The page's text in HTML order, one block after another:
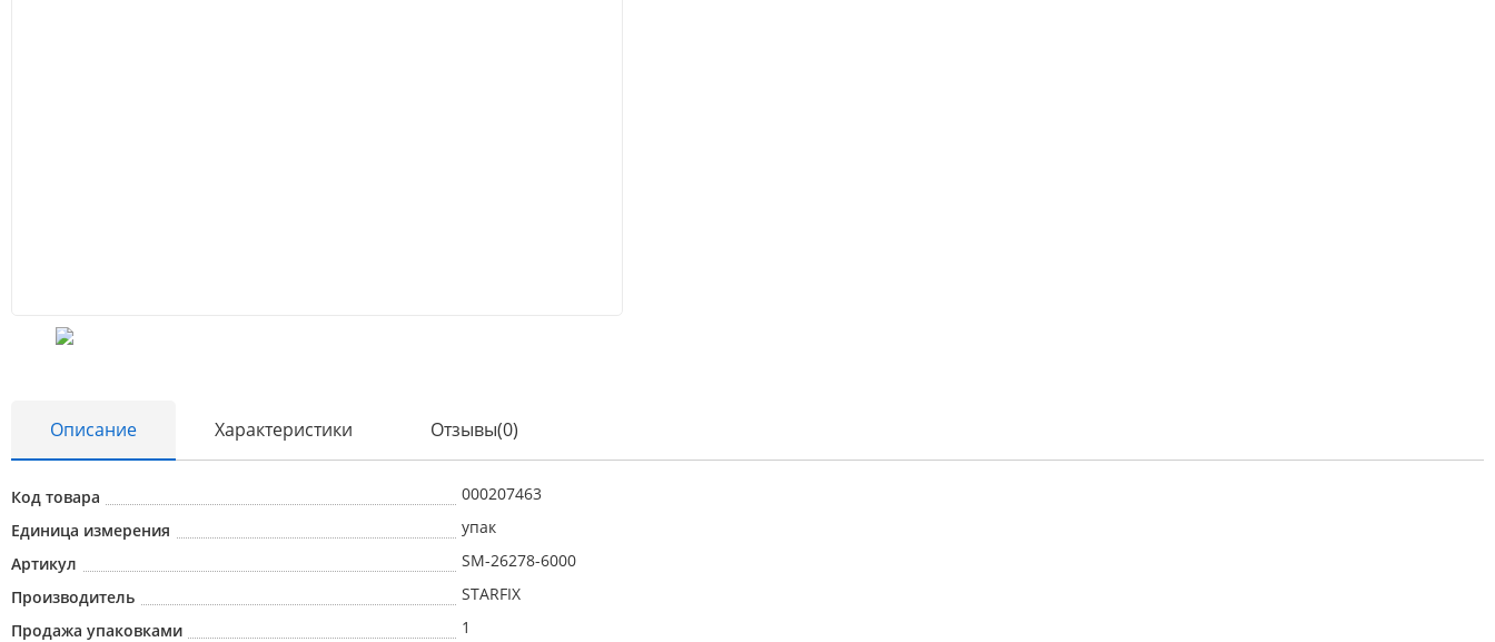
Автоаксессуары и принадлежности
Инструменты и оборудование
Описание Характеристики Отзывы(0)
Код товара
000207463
Единица измерения
упак
Артикул
SM-26278-6000
Производитель
STARFIX
Продажа упаковками
1